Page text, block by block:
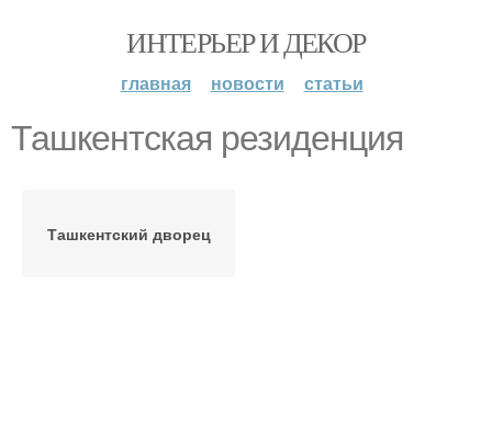
ИНТЕРЬЕР И ДЕКОР
главная новости статьи
Ташкентская резиденция
Ташкентский дворец